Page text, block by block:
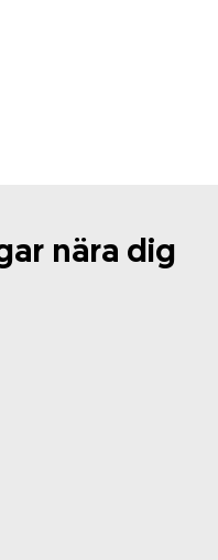
nära dig